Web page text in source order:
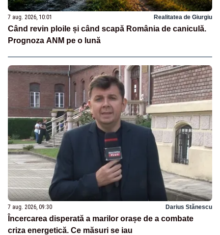
7 aug. 2026, 10:01 Realitatea de Giurgiu
Când revin ploile și când scapă România de caniculă.
Prognoza ANM pe o lună
7 aug. 2026, 09:30 Darius Stănescu
Încercarea disperată a marilor orașe de a combate
criza energetică. Ce măsuri se iau